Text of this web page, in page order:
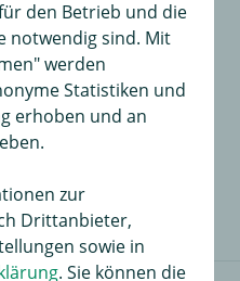
den Betrieb und die
notwendig sind. Mit
werden
Statistiken und
erhoben und an
zur
Drittanbieter,
sowie in
. Sie können die